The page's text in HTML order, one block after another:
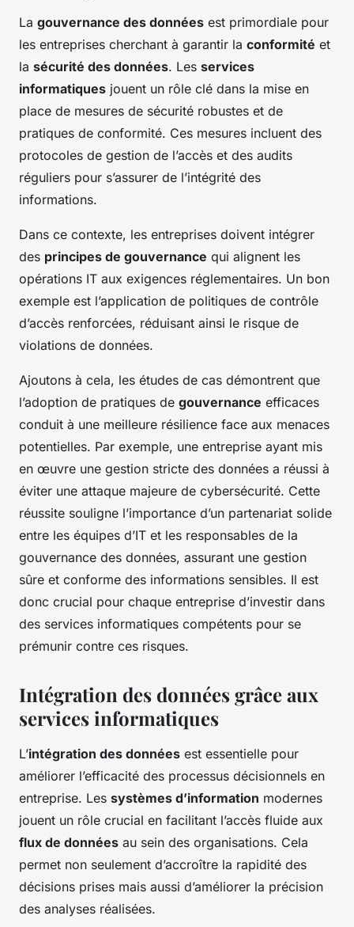
La gouvernance des données est primordiale pour
les entreprises cherchant à garantir la conformité et
la sécurité des données. Les services
informatiques jouent un rôle clé dans la mise en
place de mesures de sécurité robustes et de
pratiques de conformité. Ces mesures incluent des
protocoles de gestion de l’accès et des audits
réguliers pour s’assurer de l’intégrité des
informations.
Dans ce contexte, les entreprises doivent intégrer
des principes de gouvernance qui alignent les
opérations IT aux exigences réglementaires. Un bon
exemple est l’application de politiques de contrôle
d’accès renforcées, réduisant ainsi le risque de
violations de données.
Ajoutons à cela, les études de cas démontrent que
l’adoption de pratiques de gouvernance efficaces
conduit à une meilleure résilience face aux menaces
potentielles. Par exemple, une entreprise ayant mis
en œuvre une gestion stricte des données a réussi à
éviter une attaque majeure de cybersécurité. Cette
réussite souligne l’importance d’un partenariat solide
entre les équipes d’IT et les responsables de la
gouvernance des données, assurant une gestion
sûre et conforme des informations sensibles. Il est
donc crucial pour chaque entreprise d’investir dans
des services informatiques compétents pour se
prémunir contre ces risques.
Intégration des données grâce aux
services informatiques
L’intégration des données est essentielle pour
améliorer l’efficacité des processus décisionnels en
entreprise. Les systèmes d’information modernes
jouent un rôle crucial en facilitant l’accès fluide aux
flux de données au sein des organisations. Cela
permet non seulement d’accroître la rapidité des
décisions prises mais aussi d’améliorer la précision
des analyses réalisées.